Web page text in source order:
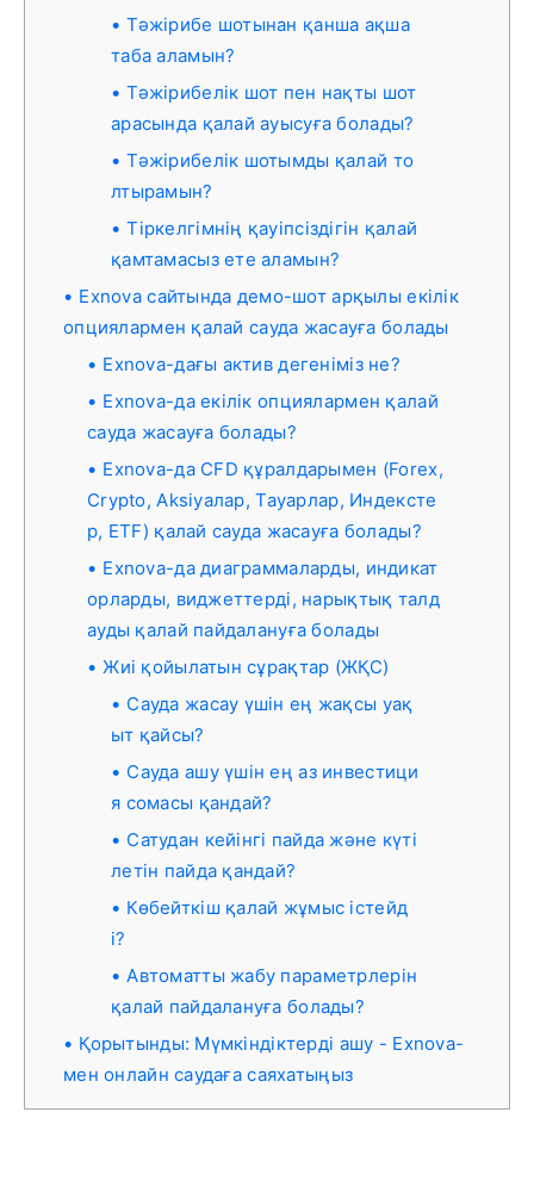
Тәжірибе шотынан қанша ақша
таба аламын?
Тәжірибелік шот пен нақты шот
арасында қалай ауысуға болады?
Тәжірибелік шотымды қалай то
лтырамын?
Тіркелгімнің қауіпсіздігін қалай
қамтамасыз ете аламын?
Exnova сайтында демо-шот арқылы екілік
опциялармен қалай сауда жасауға болады
Exnova-дағы актив дегеніміз не?
Exnova-да екілік опциялармен қалай
сауда жасауға болады?
Exnova-да CFD құралдарымен (Forex,
Crypto, Aksiyaлар, Тауарлар, Индексте
р, ETF) қалай сауда жасауға болады?
Exnova-да диаграммаларды, индикат
орларды, виджеттерді, нарықтық талд
ауды қалай пайдалануға болады
Жиі қойылатын сұрақтар (ЖҚС)
Сауда жасау үшін ең жақсы уақ
ыт қайсы?
Сауда ашу үшін ең аз инвестици
я сомасы қандай?
Сатудан кейінгі пайда және күті
летін пайда қандай?
Көбейткіш қалай жұмыс істейд
і?
Автоматты жабу параметрлерін
қалай пайдалануға болады?
Қорытынды: Мүмкіндіктерді ашу - Exnova-
мен онлайн саудаға саяхатыңыз